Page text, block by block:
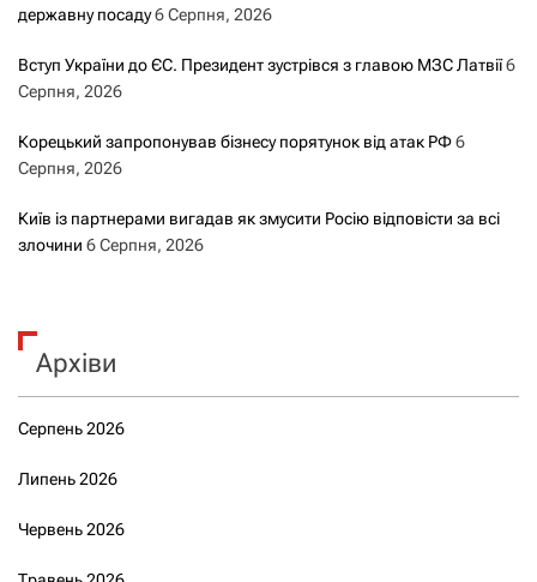
державну посаду6 Серпня, 2026
Вступ України до ЄС. Президент зустрівся з главою МЗС Латвії6
Серпня, 2026
Корецький запропонував бізнесу порятунок від атак РФ6
Серпня, 2026
Київ із партнерами вигадав як змусити Росію відповісти за всі
злочини 6 Серпня, 2026
Архіви
Серпень 2026
Липень 2026
Червень 2026